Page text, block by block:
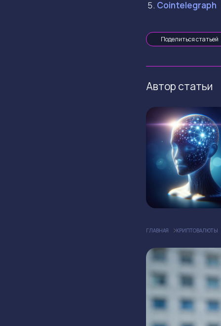
Cointelegraph
Поделиться статьей
Автор статьи
ГЛАВНАЯ КРИПТОВАЛЮТЫ